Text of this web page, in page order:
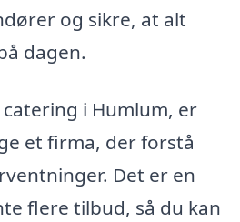
og sikre, at alt
dagen.
i Humlum, er
et firma, der forstå
Det er en
flere tilbud, så du kan